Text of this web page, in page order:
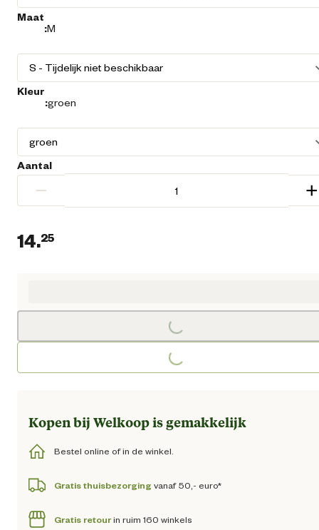
Maat
:M
Kleur
:groen
Aantal
− +
14.25
Loading...
Loading...
Kopen bij Welkoop is gemakkelijk
Bestel online of in de winkel.
Gratis thuisbezorging vanaf 50,- euro*
Gratis retourin ruim 160 winkels